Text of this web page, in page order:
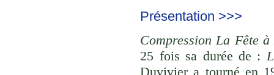
Présentation >>>
Compression La Fête
25 fois sa durée de :
Duvivier a tourné en